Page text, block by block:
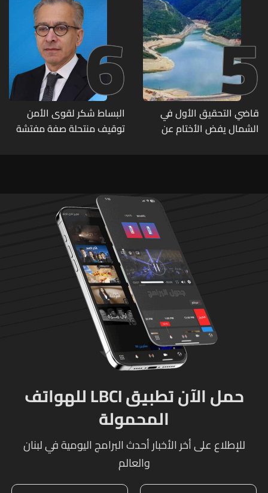
5
قاضي التحقيق الأول في
الشمال يفض الأختام عن
6
البساط شكر لقوى الأمن
توقيف منتحلة صفة مفتشة
حمل الآن تطبيق LBCI للهواتف
المحمولة
للإطلاع على أخر الأخبار أحدث البرامج اليومية في لبنان
والعالم